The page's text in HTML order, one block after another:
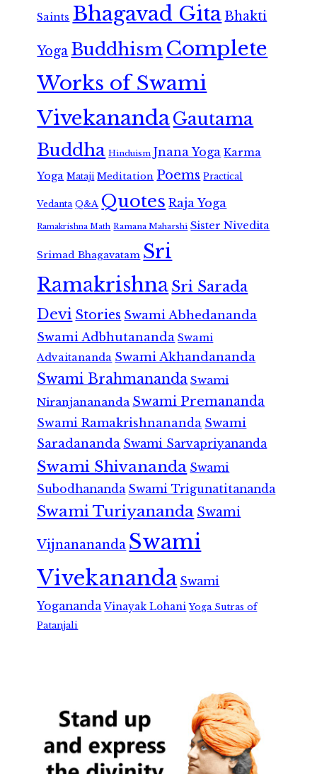
Saints Bhagavad GitaBhakti
Yoga Buddhism Complete
Works of Swami
VivekanandaGautama
Buddha Hinduism Jnana Yoga Karma
Yoga Mataji Meditation Poems Practical
Vedanta Q&A Quotes Raja Yoga
Ramakrishna Math Ramana Maharshi Sister Nivedita
Srimad Bhagavatam Sri
RamakrishnaSri Sarada
Devi Stories Swami Abhedananda
Swami Adbhutananda Swami
Advaitananda Swami Akhandananda
Swami Brahmananda Swami
Niranjanananda Swami Premananda
Swami Ramakrishnananda Swami
Saradananda Swami Sarvapriyananda
Swami Shivananda Swami
Subodhananda Swami Trigunatitananda
Swami Turiyananda Swami
Vijnanananda Swami
Vivekananda Swami
Yogananda Vinayak Lohani Yoga Sutras of
Patanjali